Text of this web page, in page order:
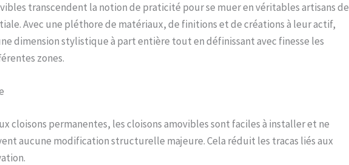
transcendent la notion de praticité pour se muer en véritables artisans de
Avec une pléthore de matériaux, de finitions et de créations à leur actif,
dimension stylistique à part entière tout en définissant avec finesse les
zones.
cloisons permanentes, les cloisons amovibles sont faciles à installer et ne
aucune modification structurelle majeure. Cela réduit les tracas liés aux